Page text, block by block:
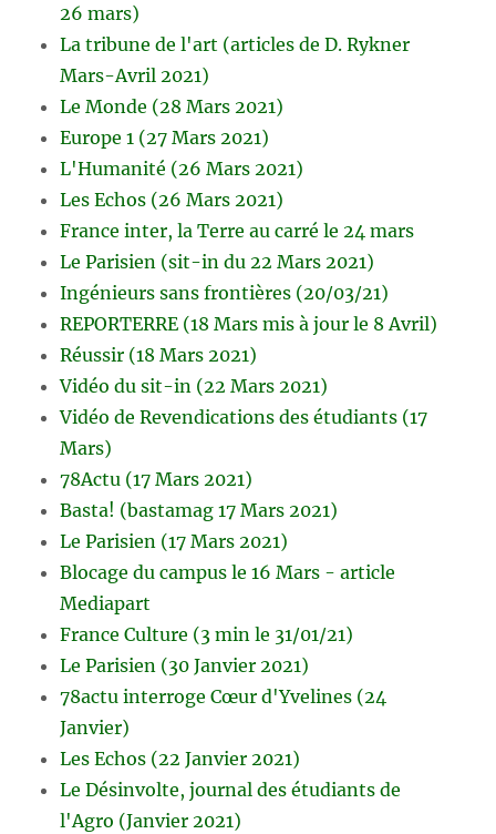
26 mars)
La tribune de l'art (articles de D. Rykner
Mars-Avril 2021)
Le Monde (28 Mars 2021)
Europe 1 (27 Mars 2021)
L'Humanité (26 Mars 2021)
Les Echos (26 Mars 2021)
France inter, la Terre au carré le 24 mars
Le Parisien (sit-in du 22 Mars 2021)
Ingénieurs sans frontières (20/03/21)
REPORTERRE (18 Mars mis à jour le 8 Avril)
Réussir (18 Mars 2021)
Vidéo du sit-in (22 Mars 2021)
Vidéo de Revendications des étudiants (17
Mars)
78Actu (17 Mars 2021)
Basta! (bastamag 17 Mars 2021)
Le Parisien (17 Mars 2021)
Blocage du campus le 16 Mars - article
Mediapart
France Culture (3 min le 31/01/21)
Le Parisien (30 Janvier 2021)
78actu interroge Cœur d'Yvelines (24
Janvier)
Les Echos (22 Janvier 2021)
Le Désinvolte, journal des étudiants de
l'Agro (Janvier 2021)